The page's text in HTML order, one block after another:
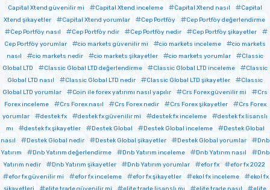
Capital Xtend güvenilir mi
Capital Xtend inceleme Capital Xtend nasıl
Capital
Xtend şikayetler
Capital Xtend yorumlar Cep Portföy
Cep Portföy değerlendirme
Cep Portföy nasıl
Cep Portföy ndir Cep Portföy nedir
Cep Portföy şikayetler
Cep Portföy yorumlar
cio markets güvenilir mi cio markets inceleme
cio markets
nasıl
cio markets nedir cio markets şikayetler cio markets yorumlar
Classic
Global LTD
Classic Global LTD değerlendirme Classic Global LTD inceleme
Classic
Global LTD nasıl
Classic Global LTD nedir Classic Global LTD şikayetler
Classic
Global LTD yorumlar
Coin ile forex yatırımı nasıl yapılır Crs Forex güvenilir mi
Crs
Forex inceleme
Crs Forex nasıl Crs Forex nedir Crs Forex şikayetler
Crs Forex
yorumlar
destek fx destek fx güvenilir mi destek fx inceleme
destek fx lisanslı
mı
destek fx şikayetler Destek Global Destek Global inceleme
Destek Global
nasıl
Destek Global nedir Destek Global şikayetler Destek Global yorumlar
Dnb
Yatırım
Dnb Yatırım değerlendirme Dnb Yatırım inceleme Dnb Yatırım nasıl
Dnb
Yatırım nedir
Dnb Yatırım şikayetler Dnb Yatırım yorumlar efor fx
efor fx 2022
efor fx güvenilir mi
efor fx inceleme efor fx şikayetler ekol fx inceleme
ekol fx